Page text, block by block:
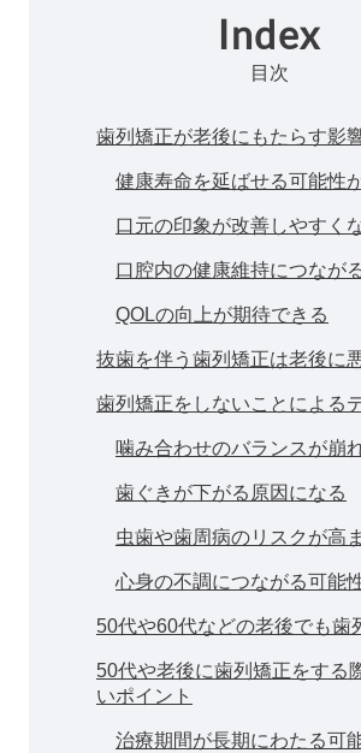
Index
目次
歯列矯正が老後にもたらす影
健康寿命を延ばせる可能性
口元の印象が改善しやすく
口腔内の健康維持につなが
QOLの向上が期待できる
抜歯を伴う歯列矯正は老後に
歯列矯正をしないことによる
噛み合わせのバランスが崩
歯ぐきが下がる原因になる
虫歯や歯周病のリスクが高
心身の不調につながる可能
50代や60代などの老後でも歯
50代や老後に歯列矯正をする
いポイント
治療期間が長期にわたる可